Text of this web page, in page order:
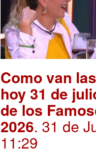
Como van
hoy 31 de
de los
2026. 31 de
11:29